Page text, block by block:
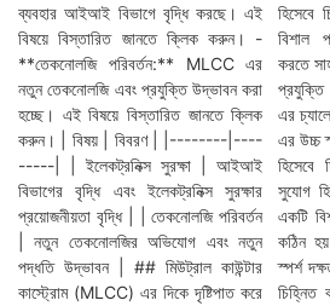
ব্যবহার আইআই বিভাগে বৃদ্ধি করছে। এই
বিষয়ে বিস্তারিত জানতে ক্লিক করুন। -
**তেকনোলজি পরিবর্তন:** MLCC এর
নতুন তেকনোলজি এবং প্রযুক্তি উদ্ভাবন করা
হচ্ছে। এই বিষয়ে বিস্তারিত জানতে ক্লিক
করুন। | বিষয় | বিবরণ | |--------|----
-----| | ইলেকট্রনিক্স সুরক্ষা | আইআই
বিভাগের বৃদ্ধি এবং ইলেকট্রনিক্স সুরক্ষার
প্রয়োজনীয়তা বৃদ্ধি | | তেকনোলজি পরিবর্তন
| নতুন তেকনোলজির অভিযোগ এবং নতুন
পদ্ধতি উদ্ভাবন | ## মিউট্রাল কাউন্টার
কাস্ট্রোম (MLCC) এর দিকে দৃষ্টিপাত করে
হিসেবে
বিশাল
করতে
এর
এর উচ্চ
সুযোগ
একটি
কঠিন
স্পর্শ